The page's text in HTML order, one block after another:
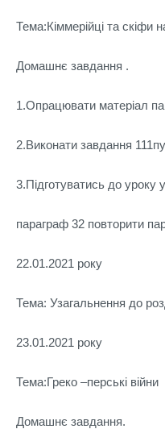
Тема:Кіммерійці та скіфи
Домашнє завдання .
1.Опрацювати матеріал
2.Виконати завдання
3.Підготуватись до уроку
параграф 32 повторити
22.01.2021 року
Тема: Узагальнення до
23.01.2021 року
Тема:Греко –перські війни
Домашнє завдання.